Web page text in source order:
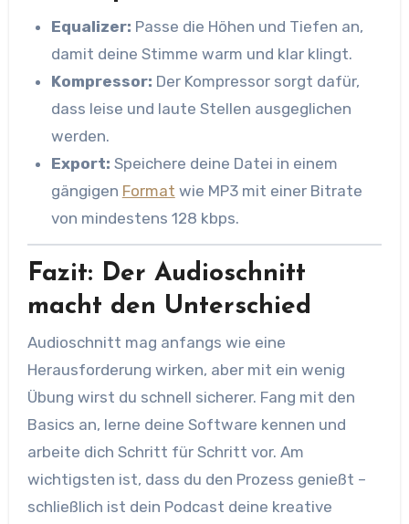
Equalizer: Passe die Höhen und Tiefen an,
damit deine Stimme warm und klar klingt.
Kompressor: Der Kompressor sorgt dafür,
dass leise und laute Stellen ausgeglichen
werden.
Export: Speichere deine Datei in einem
gängigen Format wie MP3 mit einer Bitrate
von mindestens 128 kbps.
Fazit: Der Audioschnitt
macht den Unterschied
Audioschnitt mag anfangs wie eine
Herausforderung wirken, aber mit ein wenig
Übung wirst du schnell sicherer. Fang mit den
Basics an, lerne deine Software kennen und
arbeite dich Schritt für Schritt vor. Am
wichtigsten ist, dass du den Prozess genießt –
schließlich ist dein Podcast deine kreative